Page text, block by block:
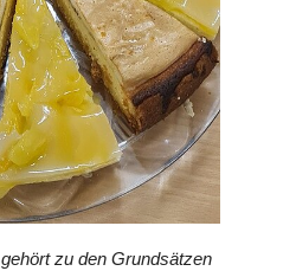
zu den Grundsätzen